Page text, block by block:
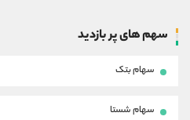
سهم های پر بازدید
سهام بتک
سهام شستا